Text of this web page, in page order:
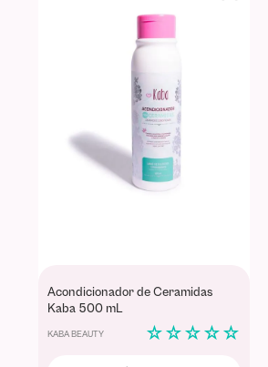
Acondicionador de Ceramidas
Kaba 500 mL
KABA BEAUTY ☆ ☆ ☆ ☆ ☆